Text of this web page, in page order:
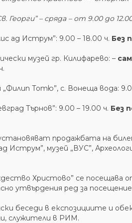
Георги” – сряда – от 9.00 до
ад Иструм”: 9.00 – 18.00 ч. Без
музей гр. Килифарево: –
„Филип Тотю”, с. Вонеща вода:
Търнов”: 9.00 – 19.00 ч. Без
продажбата на
Иструм”, музей „ВУС”,
Христово” се посещава
утвърдения ред за
беседи в експозициите и
служители в РИМ.